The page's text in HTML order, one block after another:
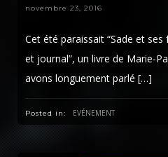
novembre 23, 2016
Cet été paraissait “Sade et
et journal”, un livre de Marie-
avons longuement parlé […]
Posted in: EVÉNEMENT